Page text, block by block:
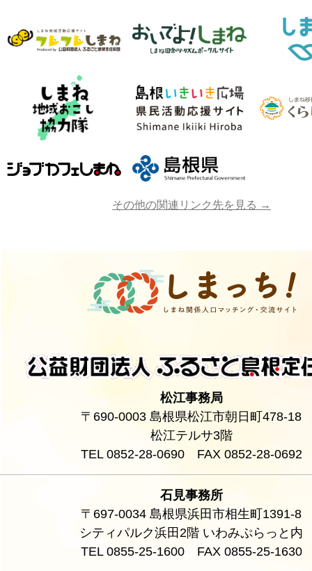
その他の関連リンク先を見る →
松江事務局
〒690-0003 島根県松江市朝日町478-18
松江テルサ3階
TEL 0852-28-0690 FAX 0852-28-0692
石見事務所
〒697-0034 島根県浜田市相生町1391-8
シティパルク浜田2階 いわみぷらっと内
TEL 0855-25-1600 FAX 0855-25-1630